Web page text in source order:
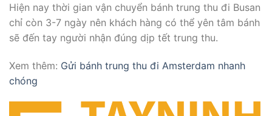
Hiện nay thời gian vận chuyển bánh trung thu đi Busan
chỉ còn 3-7 ngày nên khách hàng có thể yên tâm bánh
sẽ đến tay người nhận đúng dịp tết trung thu.
Xem thêm: Gửi bánh trung thu đi Amsterdam nhanh
chóng